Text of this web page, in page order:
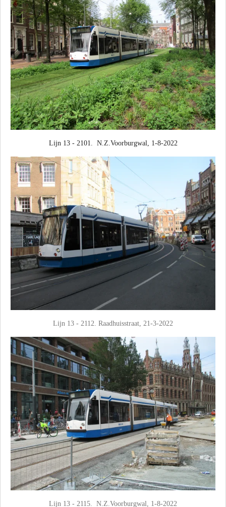
Lijn 13 - 2101. N.Z.Voorburgwal, 1-8-2022
Lijn 13 - 2112. Raadhuisstraat, 21-3-2022
Lijn 13 - 2115. N.Z.Voorburgwal, 1-8-2022